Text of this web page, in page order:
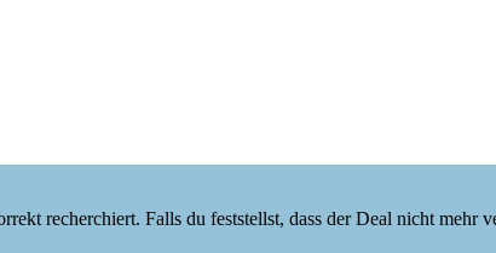
recherchiert. Falls du feststellst, dass der Deal nicht mehr